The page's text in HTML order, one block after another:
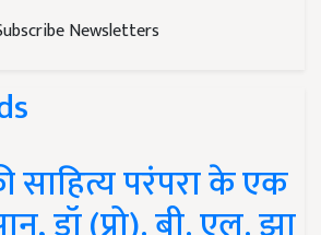
Newsletters
साहित्य परंपरा के एक